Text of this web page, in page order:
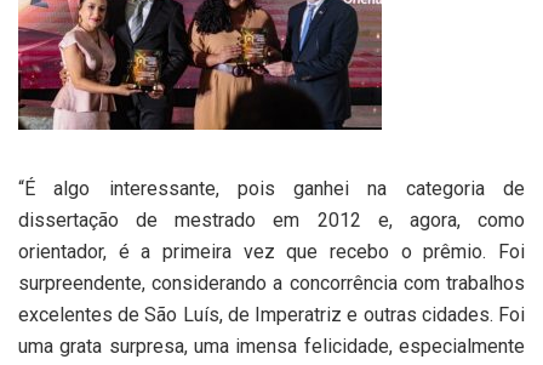
“É algo interessante, pois ganhei na categoria de
dissertação de mestrado em 2012 e, agora, como
orientador, é a primeira vez que recebo o prêmio. Foi
surpreendente, considerando a concorrência com trabalhos
excelentes de São Luís, de Imperatriz e outras cidades. Foi
uma grata surpresa, uma imensa felicidade, especialmente